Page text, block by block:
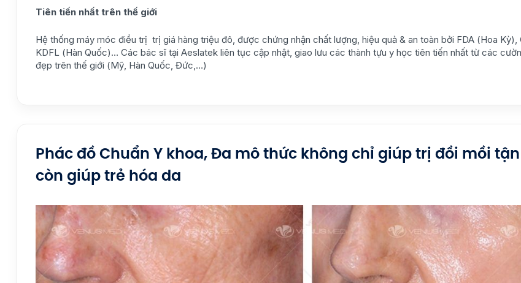
Tiên tiến nhất trên thế giới
Hệ thống máy móc điều trị trị giá hàng triệu đô, được chứng nhận chất lượng, hiệu quả & an toàn bởi FDA (Hoa Kỳ),
KDFL (Hàn Quốc)… Các bác sĩ tại Aeslatek liên tục cập nhật, giao lưu các thành tựu y học tiên tiến nhất từ các
đẹp trên thế giới (Mỹ, Hàn Quốc, Đức,…)
Phác đồ Chuẩn Y khoa, Đa mô thức không chỉ giúp trị đồi mồi
còn giúp trẻ hóa da